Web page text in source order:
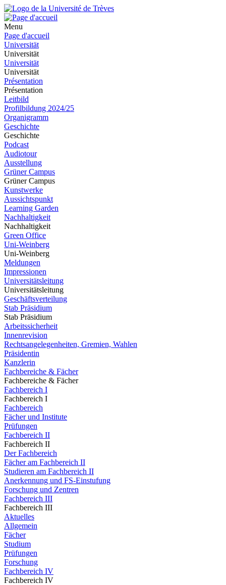
Menu
Page d'accueil
Universität
Universität
Universität
Universität
Présentation
Présentation
Leitbild
Profilbildung 2024/25
Organigramm
Geschichte
Geschichte
Podcast
Audiotour
Ausstellung
Grüner Campus
Grüner Campus
Kunstwerke
Aussichtspunkt
Learning Garden
Nachhaltigkeit
Nachhaltigkeit
Green Office
Uni-Weinberg
Uni-Weinberg
Meldungen
Impressionen
Universitätsleitung
Universitätsleitung
Geschäftsverteilung
Stab Präsidium
Stab Präsidium
Arbeitssicherheit
Innenrevision
Rechtsangelegenheiten, Gremien, Wahlen
Präsidentin
Kanzlerin
Fachbereiche & Fächer
Fachbereiche & Fächer
Fachbereich I
Fachbereich I
Fachbereich
Fächer und Institute
Prüfungen
Fachbereich II
Fachbereich II
Der Fachbereich
Fächer am Fachbereich II
Studieren am Fachbereich II
Anerkennung und FS-Einstufung
Forschung und Zentren
Fachbereich III
Fachbereich III
Aktuelles
Allgemein
Fächer
Studium
Prüfungen
Forschung
Fachbereich IV
Fachbereich IV